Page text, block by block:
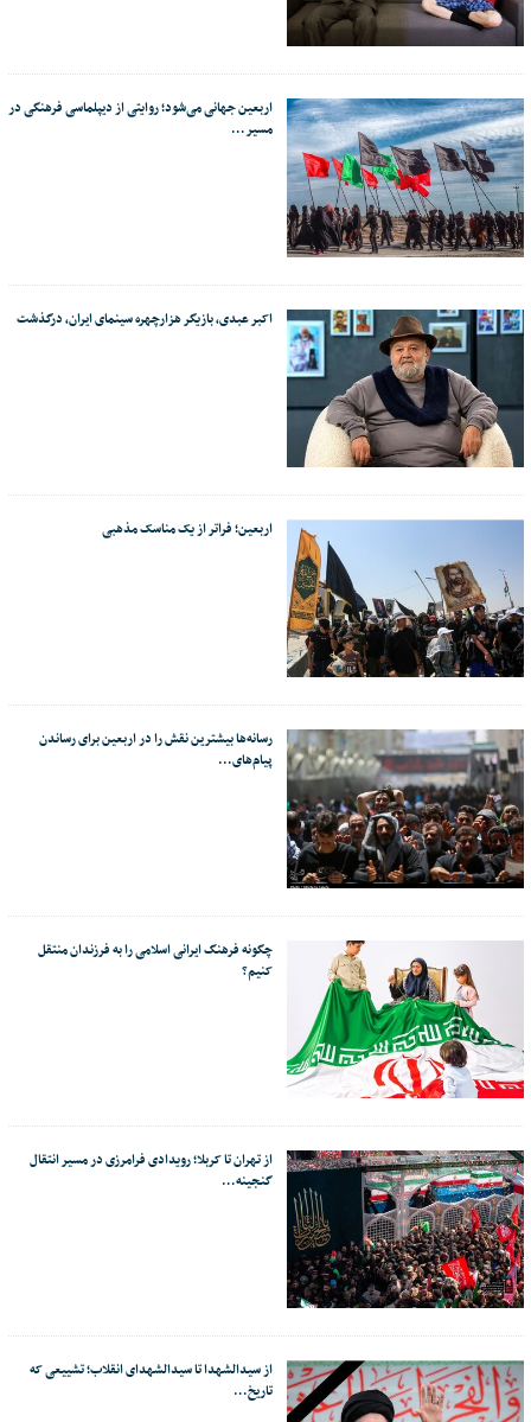
اربعین جهانی می‌شود؛ روایتی از دیپلماسی فرهنگی در
مسیر…
اکبر عبدی، بازیگر هزارچهره سینمای ایران، درگذشت
اربعین؛ فراتر از یک مناسک مذهبی
رسانه‌ها بیشترین نقش را در اربعین برای رساندن
پیام‌های…
چگونه فرهنگ ایرانی اسلامی را به فرزندان منتقل
کنیم؟
از تهران تا کربلا؛ رویدادی فرامرزی در مسیر انتقال
گنجینه…
از سیدالشهدا تا سیدالشهدای انقلاب؛ تشییعی که
تاریخ…